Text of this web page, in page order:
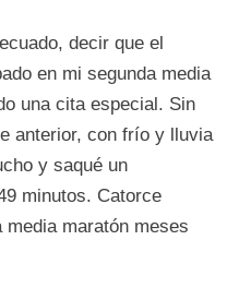
decir que el
en mi segunda media
una cita especial. Sin
anterior, con frío y lluvia
y saqué un
minutos. Catorce
maratón meses